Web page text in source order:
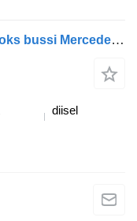
Mootor 457965OM457HLA tüübi jaoks bussi Mercedes-Benz CITARO (01.98)
diisel